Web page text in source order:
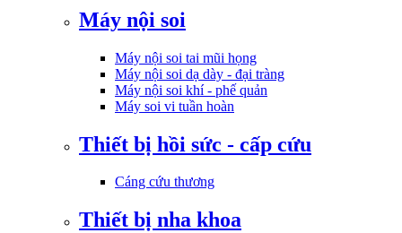
Máy nội soi
Máy nội soi tai mũi họng
Máy nội soi dạ dày - đại tràng
Máy nội soi khí - phế quản
Máy soi vi tuần hoàn
Thiết bị hồi sức - cấp cứu
Cáng cứu thương
Thiết bị nha khoa